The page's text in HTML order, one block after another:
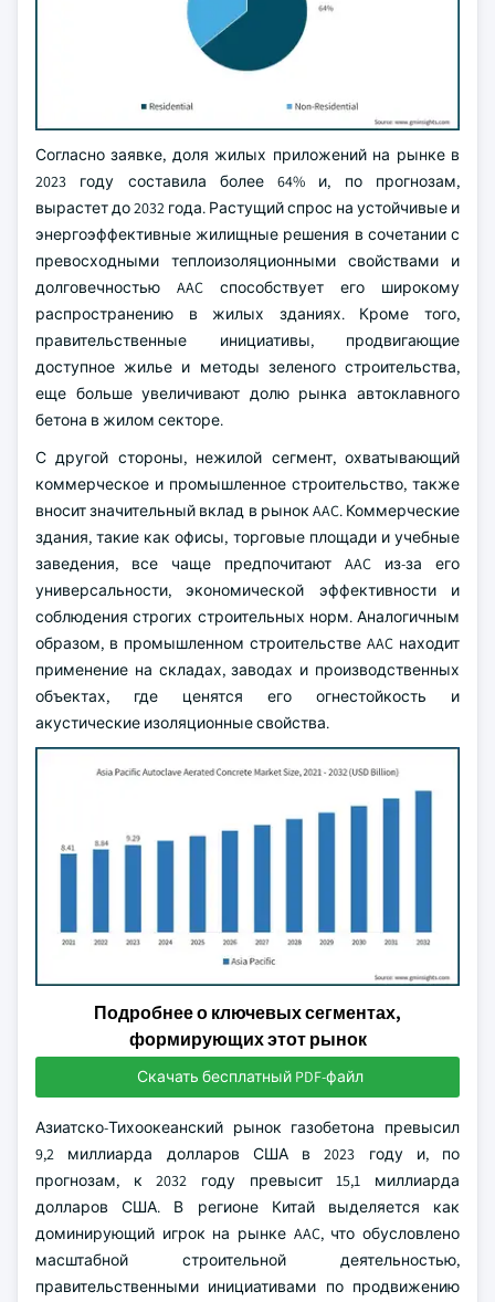
Согласно заявке, доля жилых приложений на рынке в
2023 году составила более 64% и, по прогнозам,
вырастет до 2032 года. Растущий спрос на устойчивые и
энергоэффективные жилищные решения в сочетании с
превосходными теплоизоляционными свойствами и
долговечностью AAC способствует его широкому
распространению в жилых зданиях. Кроме того,
правительственные инициативы, продвигающие
доступное жилье и методы зеленого строительства,
еще больше увеличивают долю рынка автоклавного
бетона в жилом секторе.
С другой стороны, нежилой сегмент, охватывающий
коммерческое и промышленное строительство, также
вносит значительный вклад в рынок AAC. Коммерческие
здания, такие как офисы, торговые площади и учебные
заведения, все чаще предпочитают AAC из-за его
универсальности, экономической эффективности и
соблюдения строгих строительных норм. Аналогичным
образом, в промышленном строительстве AAC находит
применение на складах, заводах и производственных
объектах, где ценятся его огнестойкость и
акустические изоляционные свойства.
Подробнее о ключевых сегментах,
формирующих этот рынок
Скачать бесплатный PDF-файл
Азиатско-Тихоокеанский рынок газобетона превысил
9,2 миллиарда долларов США в 2023 году и, по
прогнозам, к 2032 году превысит 15,1 миллиарда
долларов США. В регионе Китай выделяется как
доминирующий игрок на рынке AAC, что обусловлено
масштабной строительной деятельностью,
правительственными инициативами по продвижению